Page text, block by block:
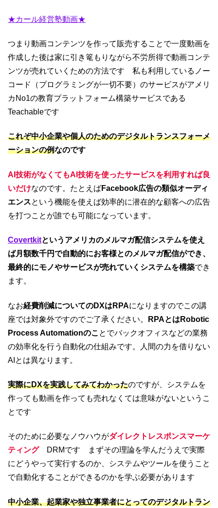
★カール経営塾動画★
つまり動画コンテンツを作って販売することで一度動画を
作成した後は家に引き篭もりながら不労所得で動画コンテ
ンツが売れていくための方法です 私も利用しているノー
コード（プログラミングが一切不要）のサービスがアメリ
カNo1の教育プラットフォーム構築サービスである
Teachableです
これぞ中小企業や個人のためのデジタルトランスフォーメ
ーションの例なのです
AI技術がなくてもAI技術を使ったサービスを利用すれば良
いだけなのです。たとえばFacebook広告の類似オーディ
エンスという機能を使えば効率的に潜在的な顧客への広告
を打つことが誰でも可能になっています。
Covertkitというアメリカのメルマガ配信システムを使え
ば月額数千円で自動的にお客様とのメルマガ配信ができ、
最終的にモノやサービスが売れていくシステムを構築でき
ます。
なお経費削減についてのDXはRPAになりますのでこの講
座では対象外ですのでご了承ください。
RPAとはRobotic
Process Automationのこ とでバックオフィスなどの業務
の効率化を行う自動化の仕組みです。人間の力を借りない
AIとは異なります。
実際にDXを実践してみてわかったのですが、システムを
作っても動画を作っても売れなくては意味がないというこ
とです
そのために必要なノウハウがダイレクトレスポンスマーケ
ティングDRMです まずその理論を学んだうえで実際
にどうやって実行するのか、システムやツールを使うこと
で自動化することができるのかを学ぶ必要があります
中小企業、起業家や独立事業者にとってのデジタルトラン